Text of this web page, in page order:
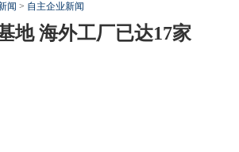
闻 > 自主企业新闻
地 海外工厂已达17家